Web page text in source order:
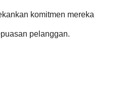
komitmen mereka
pelanggan.